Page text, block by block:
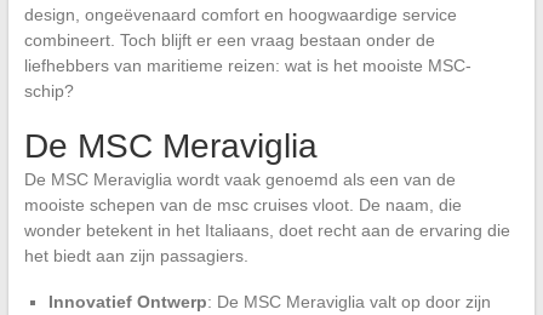
design, ongeëvenaard comfort en hoogwaardige service
combineert. Toch blijft er een vraag bestaan onder de
liefhebbers van maritieme reizen: wat is het mooiste MSC-
schip?
De MSC Meraviglia
De MSC Meraviglia wordt vaak genoemd als een van de
mooiste schepen van de msc cruises vloot. De naam, die
wonder betekent in het Italiaans, doet recht aan de ervaring die
het biedt aan zijn passagiers.
Innovatief Ontwerp: De MSC Meraviglia valt op door zijn